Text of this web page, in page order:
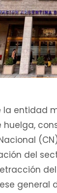
la entidad
huelga,
del
general